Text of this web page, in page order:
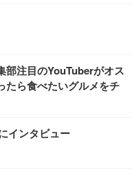
部注目のYouTuberがオス
たら食べたいグルメをチ
インタビュー